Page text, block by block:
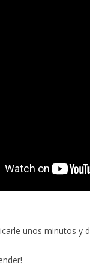
unos minutos y